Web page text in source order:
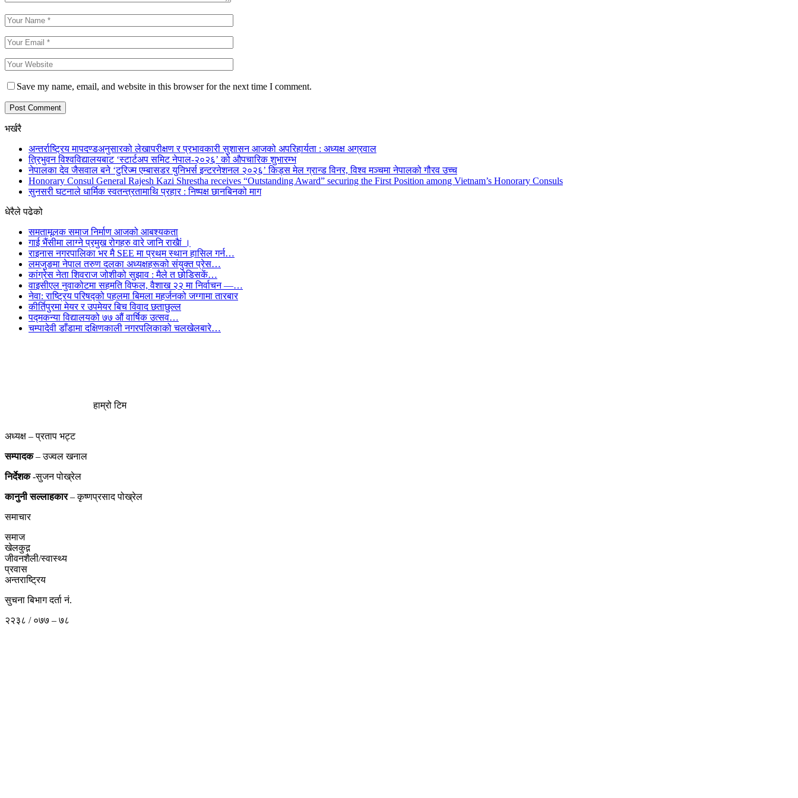
Save my name, email, and website in this browser for the next time I comment.
भर्खरै
अन्तर्राष्ट्रिय मापदण्डअनुसारको लेखापरीक्षण र प्रभावकारी सुशासन आजको अपरिहार्यता : अध्यक्ष अग्रवाल
त्रिभुवन विश्वविद्यालयबाट ‘स्टार्टअप समिट नेपाल-२०२६’ को औपचारिक शुभारम्भ
नेपालका देव जैसवाल बने ‘टुरिज्म एम्बासडर युनिभर्स इन्टरनेशनल २०२६’ किड्स मेल ग्रान्ड विनर, विश्व मञ्चमा नेपालको गौरव उच्च
Honorary Consul General Rajesh Kazi Shrestha receives “Outstanding Award” securing the First Position among Vietnam’s Honorary Consuls
सुनसरी घटनाले धार्मिक स्वतन्त्रतामाथि प्रहार : निष्पक्ष छानबिनको माग
धेरैले पढेको
समतामूलक समाज निर्माण आजको आबश्यकता
गाई भैंसीमा लाग्ने प्रमुख रोगहरु वारे जानि राखैां ।
राइनास नगरपालिका भर मै SEE मा प्रथम स्थान हासिल गर्न…
लमजुङमा नेपाल तरुण दलका अध्यक्षहरूको संयुक्त प्रेस…
कांग्रेस नेता शिवराज जोशीको सुझाव : मैले त छोडिसकें…
वाइसीएल नुवाकोटमा सहमति विफल, वैशाख २२ मा निर्वाचन —…
नेवा: राष्ट्रिय परिषद्को पहलमा बिमला महर्जनको जग्गामा तारबार
कीर्तिपुरमा मेयर र उपमेयर बिच विवाद छताछुल्ल
पद्मकन्या विद्यालयको ७७ औं ‌‌वार्षिक ‌उत्सव…
चम्पादेवी डाँडामा दक्षिणकाली नगरपलिकाको चलखेलबारे…
हाम्रो टिम
अध्यक्ष – प्रताप भट्ट
सम्पादक– उज्वल खनाल
निर्देशक-सुजन पोख्रेल
कानुनी सल्लाहकार– कृष्णप्रसाद पोख्रेल
समाचार
समाज
खेलकुद़़
जीवनशैली/स्वास्थ्य
प्रवास
अन्तराष्ट्रिय
सुचना बिभाग दर्ता नं.
२२३८ / ०७७ – ७८